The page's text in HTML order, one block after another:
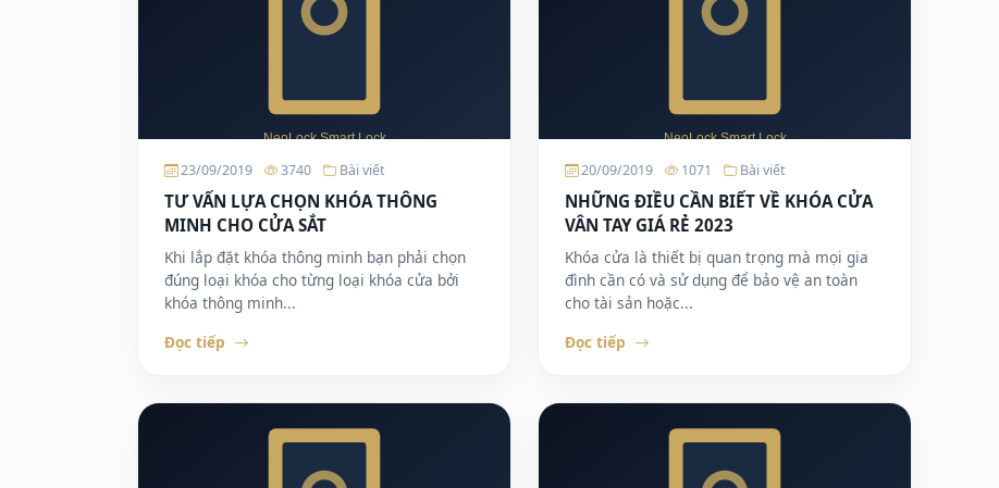
23/09/2019 3740 Bài viết
TƯ VẤN LỰA CHỌN KHÓA THÔNG
MINH CHO CỬA SẮT
Khi lắp đặt khóa thông minh bạn phải chọn
đúng loại khóa cho từng loại khóa cửa bởi
khóa thông minh...
Đọc tiếp
20/09/2019 1071 Bài viết
NHỮNG ĐIỀU CẦN BIẾT VỀ KHÓA CỬA
VÂN TAY GIÁ RẺ 2023
Khóa cửa là thiết bị quan trọng mà mọi gia
đình cần có và sử dụng để bảo vệ an toàn
cho tài sản hoặc...
Đọc tiếp